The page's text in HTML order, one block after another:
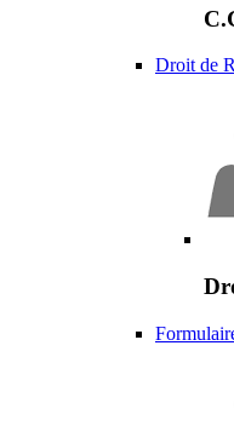
Droit de